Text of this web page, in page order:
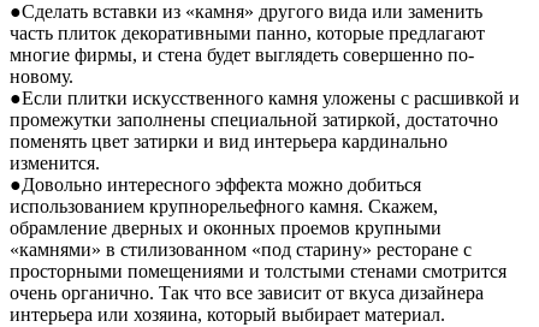
●Сделать вставки из «камня» другого вида или заменить
часть плиток декоративными панно, которые предлагают
многие фирмы, и стена будет выглядеть совершенно по-
новому.
●Если плитки искусственного камня уложены с расшивкой и
промежутки заполнены специальной затиркой, достаточно
поменять цвет затирки и вид интерьера кардинально
изменится.
●Довольно интересного эффекта можно добиться
использованием крупнорельефного камня. Скажем,
обрамление дверных и оконных проемов крупными
«камнями» в стилизованном «под старину» ресторане с
просторными помещениями и толстыми стенами смотрится
очень органично. Так что все зависит от вкуса дизайнера
интерьера или хозяина, который выбирает материал.